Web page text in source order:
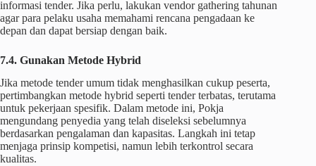
informasi tender. Jika perlu, lakukan vendor gathering tahunan
agar para pelaku usaha memahami rencana pengadaan ke
depan dan dapat bersiap dengan baik.
7.4. Gunakan Metode Hybrid
Jika metode tender umum tidak menghasilkan cukup peserta,
pertimbangkan metode hybrid seperti tender terbatas, terutama
untuk pekerjaan spesifik. Dalam metode ini, Pokja
mengundang penyedia yang telah diseleksi sebelumnya
berdasarkan pengalaman dan kapasitas. Langkah ini tetap
menjaga prinsip kompetisi, namun lebih terkontrol secara
kualitas.